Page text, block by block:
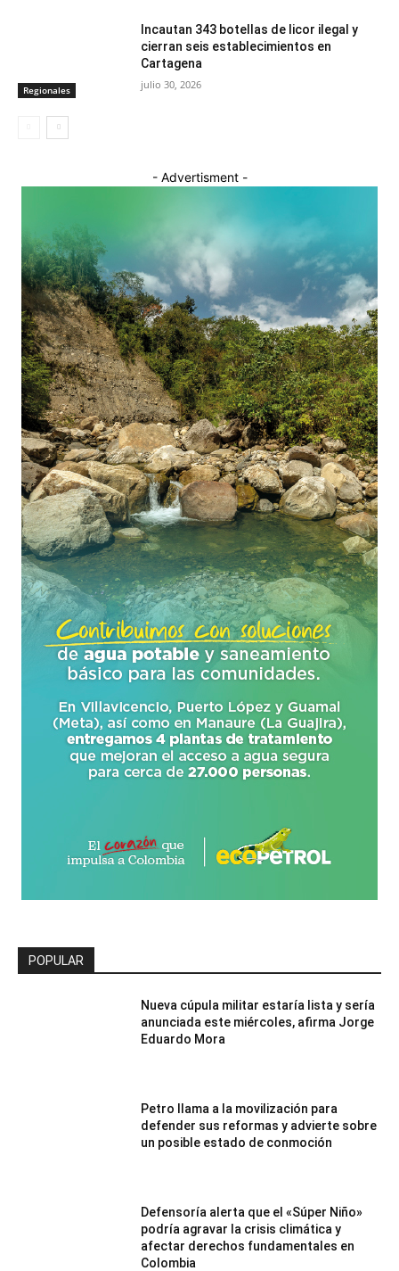
Regionales
Incautan 343 botellas de licor ilegal y
cierran seis establecimientos en
Cartagena
julio 30, 2026
- Advertisment -
POPULAR
Nueva cúpula militar estaría lista y sería
anunciada este miércoles, afirma Jorge
Eduardo Mora
Petro llama a la movilización para
defender sus reformas y advierte sobre
un posible estado de conmoción
Defensoría alerta que el «Súper Niño»
podría agravar la crisis climática y
afectar derechos fundamentales en
Colombia